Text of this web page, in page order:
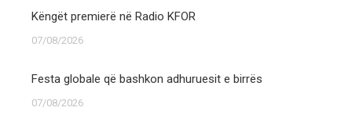
Këngët premierë në Radio KFOR
07/08/2026
Festa globale që bashkon adhuruesit e birrës
07/08/2026